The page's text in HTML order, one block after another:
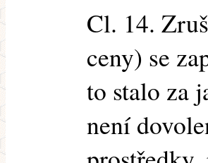
Cl. 14.
ceny) se
to stalo za
není